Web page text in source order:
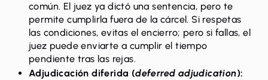
común. El juez ya dictó una sentencia, pero te
permite cumplirla fuera de la cárcel. Si respetas
las condiciones, evitas el encierro; pero si fallas, el
juez puede enviarte a cumplir el tiempo
pendiente tras las rejas.
Adjudicación diferida (deferred adjudication):